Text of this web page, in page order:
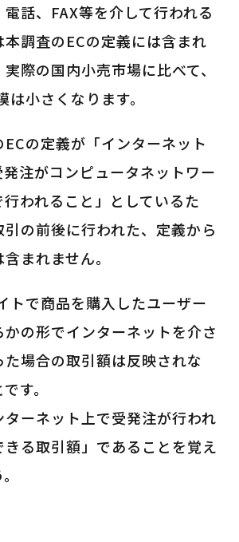
話、FAX等を介して行われる
本調査のECの定義には含まれ
際の国内小売市場に比べて、
は小さくなります。
ECの定義が「インターネット
注がコンピュータネットワー
われること」としているた
の前後に行われた、定義から
まれません。
トで商品を購入したユーザー
の形でインターネットを介さ
場合の取引額は反映されな
す。
ターネット上で受発注が行われ
る取引額」であることを覚え